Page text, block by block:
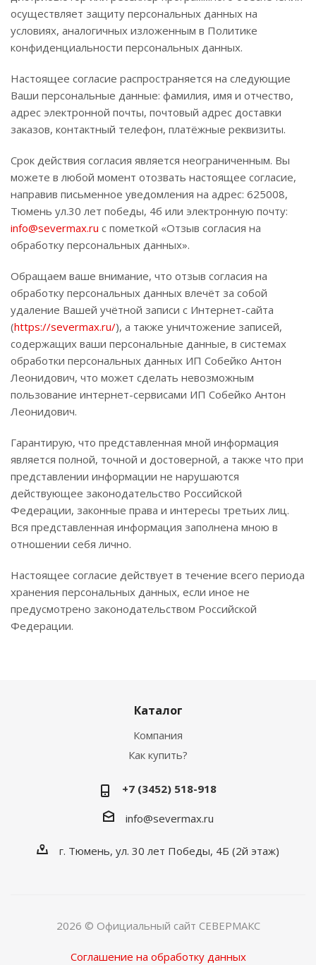
осуществляет защиту персональных данных на
условиях, аналогичных изложенным в Политике
конфиденциальности персональных данных.
Настоящее согласие распространяется на следующие
Ваши персональные данные: фамилия, имя и отчество,
адрес электронной почты, почтовый адрес доставки
заказов, контактный телефон, платёжные реквизиты.
Срок действия согласия является неограниченным. Вы
можете в любой момент отозвать настоящее согласие,
направив письменное уведомления на адрес: 625008,
Тюмень ул.30 лет победы, 4б или электронную почту:
info@severmax.ru с пометкой «Отзыв согласия на
обработку персональных данных».
Обращаем ваше внимание, что отзыв согласия на
обработку персональных данных влечёт за собой
удаление Вашей учётной записи с Интернет-сайта
(https://severmax.ru/), а также уничтожение записей,
содержащих ваши персональные данные, в системах
обработки персональных данных ИП Собейко Антон
Леонидович, что может сделать невозможным
пользование интернет-сервисами ИП Собейко Антон
Леонидович.
Гарантирую, что представленная мной информация
является полной, точной и достоверной, а также что при
представлении информации не нарушаются
действующее законодательство Российской
Федерации, законные права и интересы третьих лиц.
Вся представленная информация заполнена мною в
отношении себя лично.
Настоящее согласие действует в течение всего периода
хранения персональных данных, если иное не
предусмотрено законодательством Российской
Федерации.
Каталог
Компания
Как купить?
+7 (3452) 518-918
info@severmax.ru
г. Тюмень, ул. 30 лет Победы, 4Б (2й этаж)
2026 © Официальный сайт СЕВЕРМАКС
Соглашение на обработку данных